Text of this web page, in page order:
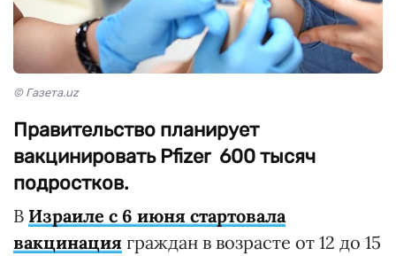
© Газета.uz
Правительство планирует
вакцинировать Pfizer 600 тысяч
подростков.
В Израиле с 6 июня стартовала
вакцинация граждан в возрасте от 12 до 15